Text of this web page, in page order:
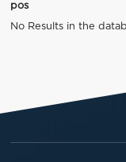
pos
No Results in the